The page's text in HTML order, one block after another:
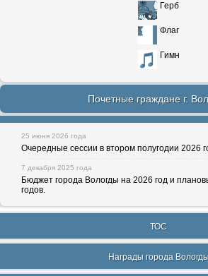
Герб
Флаг
Гимн
Почетные граждане г.
25 июня 2026 года
Очередные сессии в втором полугодии 2026
7 декабря 2025 года
Бюджет города Вологды на 2026 год и
годов.
ТОС
Награды города